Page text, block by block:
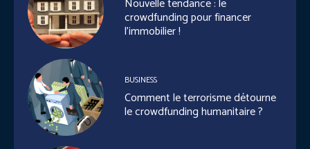
Nouvelle tendance : le
crowdfunding pour financer
l’immobilier !
BUSINESS
Comment le terrorisme détourne
le crowdfunding humanitaire ?